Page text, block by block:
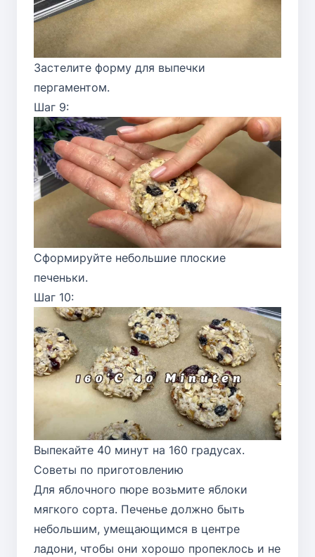
Застелите форму для выпечки
пергаментом.
Шаг 9:
Сформируйте небольшие плоские
печеньки.
Шаг 10:
Выпекайте 40 минут на 160 градусах.
Советы по приготовлению
Для яблочного пюре возьмите яблоки
мягкого сорта. Печенье должно быть
небольшим, умещающимся в центре
ладони, чтобы они хорошо пропеклось и не